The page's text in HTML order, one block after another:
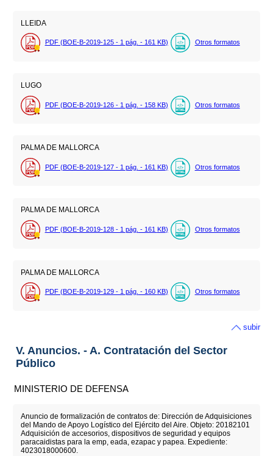
LLEIDA
PDF (BOE-B-2019-125 - 1 pág. - 161 KB) Otros formatos
LUGO
PDF (BOE-B-2019-126 - 1 pág. - 158 KB) Otros formatos
PALMA DE MALLORCA
PDF (BOE-B-2019-127 - 1 pág. - 161 KB) Otros formatos
PALMA DE MALLORCA
PDF (BOE-B-2019-128 - 1 pág. - 161 KB) Otros formatos
PALMA DE MALLORCA
PDF (BOE-B-2019-129 - 1 pág. - 160 KB) Otros formatos
subir
V. Anuncios. - A. Contratación del Sector
Público
MINISTERIO DE DEFENSA
Anuncio de formalización de contratos de: Dirección de Adquisiciones
del Mando de Apoyo Logístico del Ejército del Aire. Objeto: 20182101
Adquisición de accesorios, dispositivos de seguridad y equipos
paracaidistas para la emp, eada, ezapac y papea. Expediente:
4023018000600.